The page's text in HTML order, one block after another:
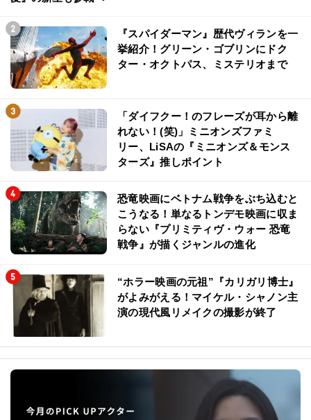
『スパイダーマン』歴代ヴィランを一
挙紹介！グリーン・ゴブリンにドク
ター・オクトパス、ミステリオまで
「ダイフクー！のフレーズが耳から離
れない！(笑)」ミニオンズファミ
リー、LiSAの『ミニオンズ＆モンス
ターズ』推しポイント
恐竜映画にベトナム戦争をぶち込むと
こうなる！単なるトンデモ映画に収ま
らない『プリミティヴ・ウォー 恐竜
戦争』が描くジャンルの進化
“ホラー映画の元祖”『カリガリ博士』
がよみがえる！マイケル・シャノン主
演の現代風リメイクの撮影が終了